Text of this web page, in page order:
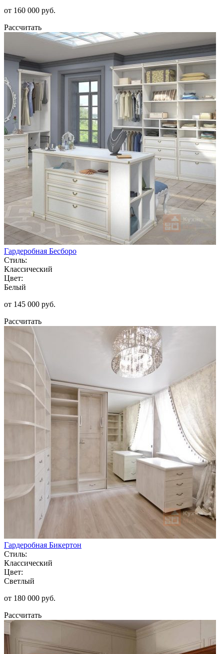
от 160 000 руб.
Рассчитать
Гардеробная Бесборо
Стиль:
Классический
Цвет:
Белый
от 145 000 руб.
Рассчитать
Гардеробная Бикертон
Стиль:
Классический
Цвет:
Светлый
от 180 000 руб.
Рассчитать